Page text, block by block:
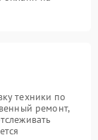
техники по
ремонт,